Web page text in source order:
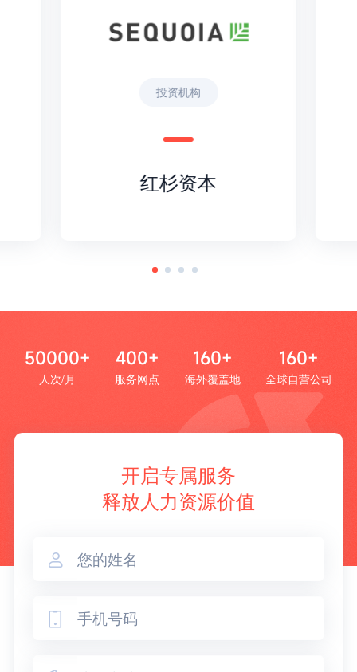
投资机构
红杉资本
50000+
人次/月
400+
服务网点
160+
海外覆盖地
160+
全球自营公司
开启专属服务
释放人力资源价值

